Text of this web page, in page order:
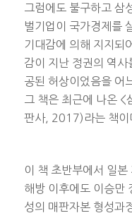
그럼에도 불구하고 삼
벌기업이 국가경제를
기대감에 의해 지지되
감이 지난 정권의 역
공된 허상이었음을 어
그 책은 최근에 나온 <
판사, 2017)라는 책이
이 책 초반부에서 일
해방 이후에도 이승만
성의 매판자본 형성과